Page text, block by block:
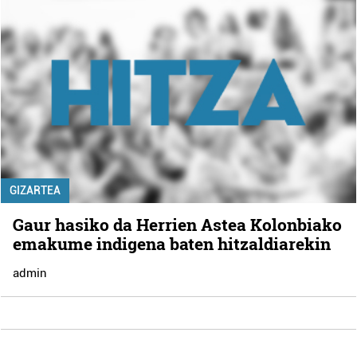
GIZARTEA
Gaur hasiko da Herrien Astea Kolonbiako
emakume indigena baten hitzaldiarekin
admin